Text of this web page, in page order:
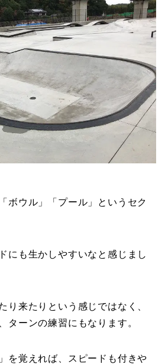
ボウル」「プール」というセク
にも生かしやすいなと感じまし
り来たりという感じではなく、
ターンの練習にもなります。
を覚えれば、スピードも付きや